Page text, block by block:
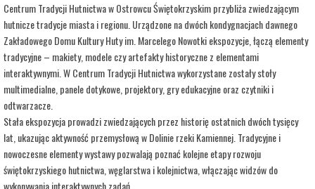
Centrum Tradycji Hutnictwa w Ostrowcu Świętokrzyskim przybliża zwiedzającym
hutnicze tradycje miasta i regionu. Urządzone na dwóch kondygnacjach dawnego
Zakładowego Domu Kultury Huty im. Marcelego Nowotki ekspozycje, łączą elementy
tradycyjne – makiety, modele czy artefakty historyczne z elementami
interaktywnymi. W Centrum Tradycji Hutnictwa wykorzystane zostały stoły
multimedialne, panele dotykowe, projektory, gry edukacyjne oraz czytniki i
odtwarzacze.
Stała ekspozycja prowadzi zwiedzających przez historię ostatnich dwóch tysięcy
lat, ukazując aktywność przemysłową w Dolinie rzeki Kamiennej. Tradycyjne i
nowoczesne elementy wystawy pozwalają poznać kolejne etapy rozwoju
świętokrzyskiego hutnictwa, węglarstwa i kolejnictwa, włączając widzów do
wykonywania interaktywnych zadań.